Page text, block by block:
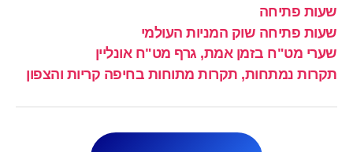
שעות פתיחה
שעות פתיחה שוק המניות העולמי
שערי מט"ח בזמן אמת, גרף מט"ח אונליין
תקרות נמתחות, תקרות מתוחות בחיפה קריות והצפון